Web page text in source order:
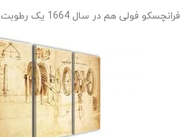
فرانچسکو فولی هم در سال 1664 یک رطوبت سنج دیگر را ابداع نمود.